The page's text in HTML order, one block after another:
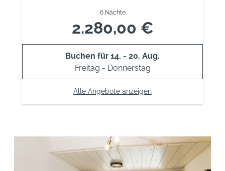
6 Nächte
2.280,00 €
Buchen für 14. - 20. Aug.
Freitag - Donnerstag
Alle Angebote anzeigen